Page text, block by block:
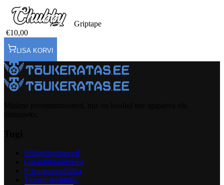
Griptape
€10,00
LISA KORVI
Müügitingimused
Garantiitingimused
Privaatsuspoliitika
Tagastuspoliitika